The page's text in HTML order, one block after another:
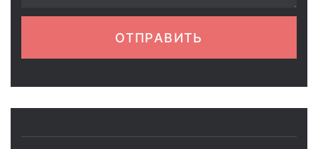
ОТПРАВИТЬ